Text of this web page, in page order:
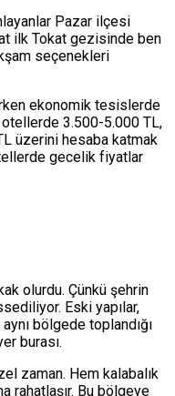
Pazar ilçesi
ilk Tokat gezisinde ben
seçenekleri
ekonomik tesislerde
3.500-5.000 TL,
üzerini hesaba katmak
gecelik fiyatlar
olurdu. Çünkü şehrin
Eski yapılar,
bölgede toplandığı
burası.
zaman. Hem kalabalık
rahatlaşır. Bu bölgeye